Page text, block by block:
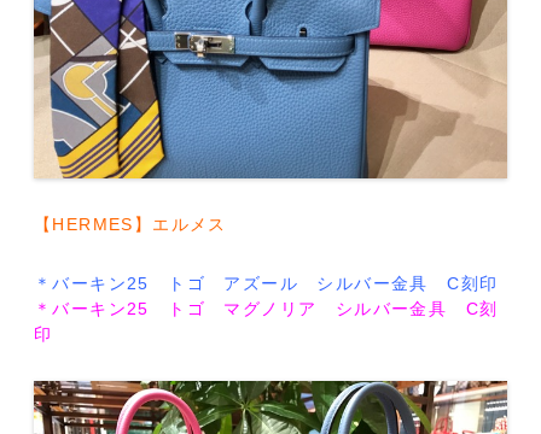
【HERMES】エルメス
＊バーキン25 トゴ アズール シルバー金具 C刻印
＊バーキン25 トゴ マグノリア シルバー金具 C刻
印